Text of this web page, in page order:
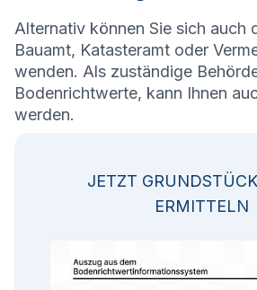
Alternativ können Sie sich auch
Bauamt, Katasteramt oder
wenden. Als zuständige
Bodenrichtwerte, kann Ihnen
werden.
JETZT
ERMITTELN